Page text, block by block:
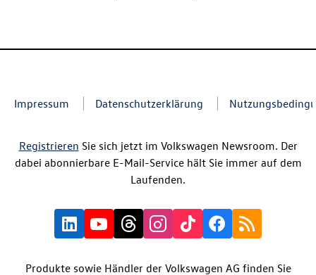
Impressum Datenschutzerklärung
Registrieren Sie sich jetzt im Volkswagen Newsroom. Der
dabei abonnierbare E-Mail-Service hält Sie immer auf dem
Laufenden.
Produkte sowie Händler der Volkswagen AG finden Sie